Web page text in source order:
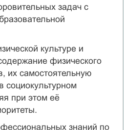
задач с
культуре и
физического
их самостоятельную
социокультурном
при этом её
знаний по